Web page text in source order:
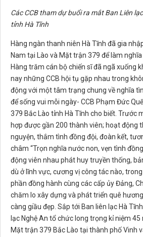
Các CCB tham dự buổi ra mắt Ban Liên
tỉnh Hà Tĩnh
Hàng ngàn thanh niên Hà Tĩnh đã gia
Nam tại Lào và Mặt trận 379 để làm nghĩa
Hàng trăm cán bộ chiến sĩ đã ngã xuống
nay những CCB hội tụ gặp nhau trong
động với một tâm trạng chung về nghĩa
để sống vui mỗi ngày- CCB Phạm Đức
379 Bắc Lào tỉnh Hà Tĩnh cho biết. Trước
hợp được gần 200 thành viên; hoạt động
nguyện, thắm tình đồng đội, đoàn kết,
châm “Trọn nghĩa nước non, vẹn tình
động viên nhau phát huy truyền thống,
dù ở lĩnh vực, cương vị công tác nào,
phần đồng hành cùng các cấp ủy Đảng,
chăm lo xây dựng và phát triển quê
càng giầu đẹp. Sắp tới Ban liên lạc Hà
lạc Nghệ An tổ chức long trọng kỉ niệm
Mặt trận 379 Bắc Lào tại thành phố Vinh